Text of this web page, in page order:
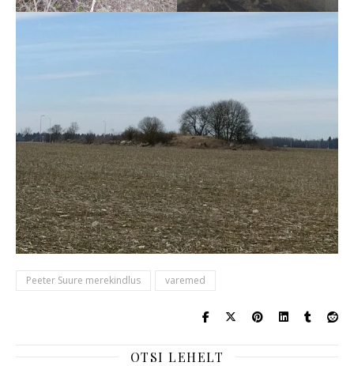
Peeter Suure merekindlus varemed
OTSI LEHELT